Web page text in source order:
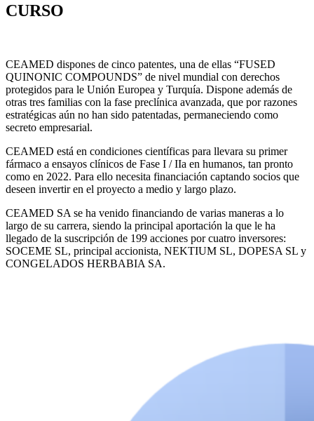
CURSO
CEAMED dispones de cinco patentes, una de ellas “FUSED
QUINONIC COMPOUNDS” de nivel mundial con derechos
protegidos para le Unión Europea y Turquía. Dispone además de
otras tres familias con la fase preclínica avanzada, que por razones
estratégicas aún no han sido patentadas, permaneciendo como
secreto empresarial.
CEAMED está en condiciones científicas para llevara su primer
fármaco a ensayos clínicos de Fase I / IIa en humanos, tan pronto
como en 2022. Para ello necesita financiación captando socios que
deseen invertir en el proyecto a medio y largo plazo.
CEAMED SA se ha venido financiando de varias maneras a lo
largo de su carrera, siendo la principal aportación la que le ha
llegado de la suscripción de 199 acciones por cuatro inversores:
SOCEME SL, principal accionista, NEKTIUM SL, DOPESA SL y
CONGELADOS HERBABIA SA.